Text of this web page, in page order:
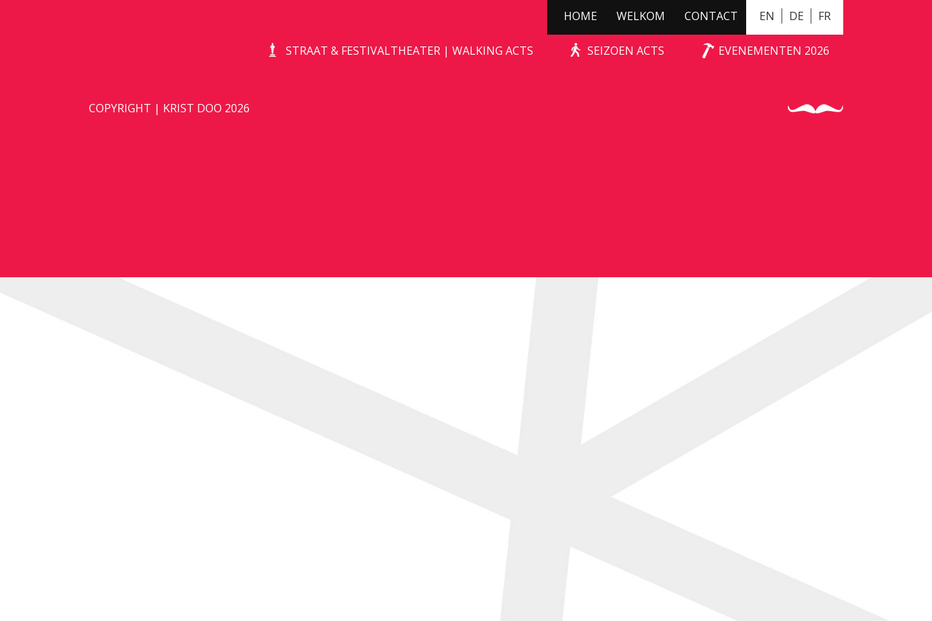
EN DE FR
HOME WELKOM CONTACT
STRAAT & FESTIVALTHEATER | WALKING ACTS SEIZOEN ACTS EVENEMENTEN 2026
DE CHAGRIJNIGE VENT
COPYRIGHT | KRIST DOO 2026